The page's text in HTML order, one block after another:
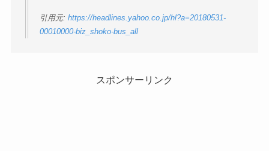
引用元: https://headlines.yahoo.co.jp/hl?a=20180531-
00010000-biz_shoko-bus_all
スポンサーリンク